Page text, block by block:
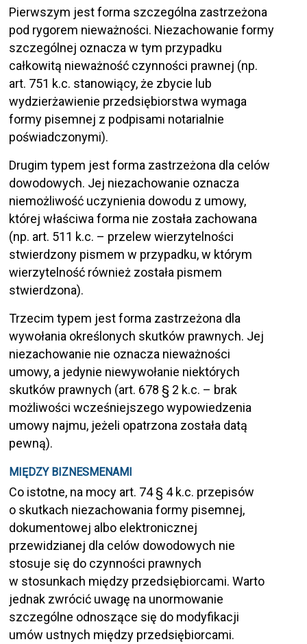
Pierwszym jest forma szczególna zastrzeżona
pod rygorem nieważności. Niezachowanie formy
szczególnej oznacza w tym przypadku
całkowitą nieważność czynności prawnej (np.
art. 751 k.c. stanowiący, że zbycie lub
wydzierżawienie przedsiębiorstwa wymaga
formy pisemnej z podpisami notarialnie
poświadczonymi).
Drugim typem jest forma zastrzeżona dla celów
dowodowych. Jej niezachowanie oznacza
niemożliwość uczynienia dowodu z umowy,
której właściwa forma nie została zachowana
(np. art. 511 k.c. – przelew wierzytelności
stwierdzony pismem w przypadku, w którym
wierzytelność również została pismem
stwierdzona).
Trzecim typem jest forma zastrzeżona dla
wywołania określonych skutków prawnych. Jej
niezachowanie nie oznacza nieważności
umowy, a jedynie niewywołanie niektórych
skutków prawnych (art. 678 § 2 k.c. – brak
możliwości wcześniejszego wypowiedzenia
umowy najmu, jeżeli opatrzona została datą
pewną).
MIĘDZY BIZNESMENAMI
Co istotne, na mocy art. 74 § 4 k.c. przepisów
o skutkach niezachowania formy pisemnej,
dokumentowej albo elektronicznej
przewidzianej dla celów dowodowych nie
stosuje się do czynności prawnych
w stosunkach między przedsiębiorcami. Warto
jednak zwrócić uwagę na unormowanie
szczególne odnoszące się do modyfikacji
umów ustnych między przedsiębiorcami.